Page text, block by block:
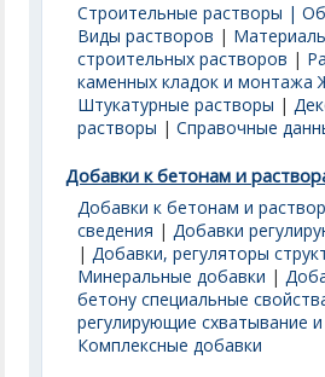
Строительные растворы |
Виды растворов |
строительных растворов |
каменных кладок и монтажа
Штукатурные растворы |
растворы |Справочные
Добавки к бетонам и
Добавки к бетонам и
сведения |Добавки
|Добавки, регуляторы
Минеральные добавки |
бетону специальные
регулирующие схватывание
Комплексные добавки